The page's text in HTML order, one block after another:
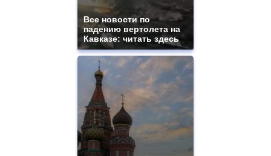
Все новости по
падению вертолета на
Кавказе: читать здесь